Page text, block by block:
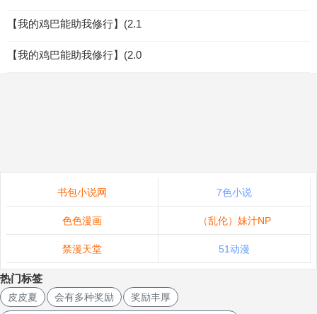
【我的鸡巴能助我修行】(2.1
【我的鸡巴能助我修行】(2.0
书包小说网 7色小说
色色漫画 （乱伦）妹汁NP
禁漫天堂 51动漫
热门标签
皮皮夏 会有多种奖励 奖励丰厚